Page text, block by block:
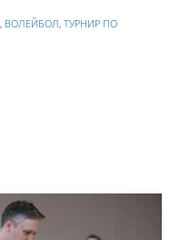
ВОЛЕЙБОЛ ТУРНИР ПО